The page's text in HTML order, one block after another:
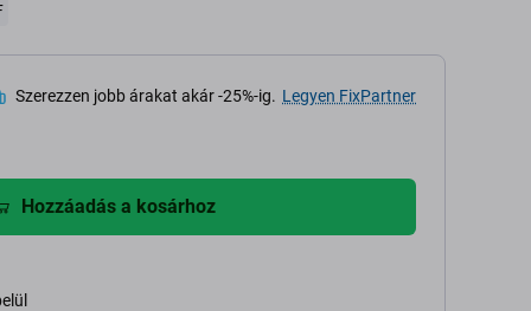
Szerezzen jobb árakat akár -25%-ig. Legyen FixPartner
Hozzáadás a kosárhoz